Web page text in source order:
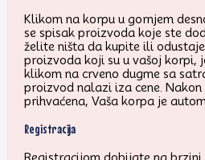
Klikom na korpu u gornjem
se spisak proizvoda koje ste
želite ništa da kupite ili
proizvoda koji su u vašoj korpi,
klikom na crveno dugme sa
proizvod nalazi iza cene.
prihvaćena, Vaša korpa je
Registracija